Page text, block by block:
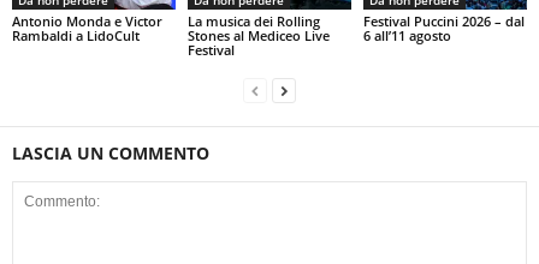
Antonio Monda e Victor
Rambaldi a LidoCult
La musica dei Rolling
Stones al Mediceo Live
Festival
Festival Puccini 2026 – dal
6 all’11 agosto
LASCIA UN COMMENTO